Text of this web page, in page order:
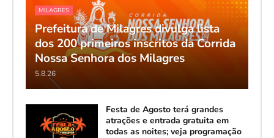
MILAGRES
Prefeitura de Milagres divulga lista
dos 200 primeiros inscritos da Corrida
Nossa Senhora dos Milagres
5.8.26
Festa de Agosto terá grandes
atrações e entrada gratuita em
todas as noites; veja programação